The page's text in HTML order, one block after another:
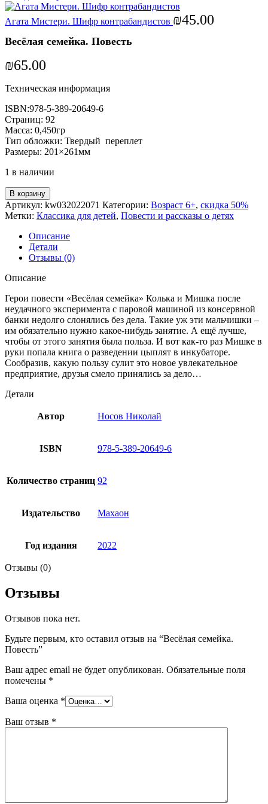
Агата Мистери. Шифр контрабандистов ₪45.00
Весёлая семейка. Повесть
₪65.00
Техническая информация
ISBN:978-5-389-20649-6
Страниц: 92
Масса: 0,450гр
Тип обложки: Твердый переплет
Размеры: 201×261мм
1 в наличии
В корзину
Артикул: kw032022071 Категории: Возраст 6+, скидка 50%
Метки: Классика для детей, Повести и рассказы о детях
Описание
Детали
Отзывы (0)
Описание
Герои повести «Весёлая семейка» Колька и Мишка после
неудачного эксперимента с паровой машиной из консервной
банки недолго слонялись без дела. Такие уж эти мальчишки –
им обязательно нужно какое-нибудь занятие. А ещё лучше,
чтобы от этого занятия была польза. И вот как-то раз Мишке в
руки попала книга о разведении цыплят в инкубаторе.
Сообразив, какую пользу сулит это новое увлекательное
предприятие, друзья смело принялись за дело…
Детали
Автор Носов Николай
ISBN 978-5-389-20649-6
Количество страниц 92
Издательство Махаон
Год издания 2022
Отзывы (0)
Отзывы
Отзывов пока нет.
Будьте первым, кто оставил отзыв на “Весёлая семейка.
Повесть”
Ваш адрес email не будет опубликован. Обязательные поля
помечены *
Ваша оценка *
Ваш отзыв *